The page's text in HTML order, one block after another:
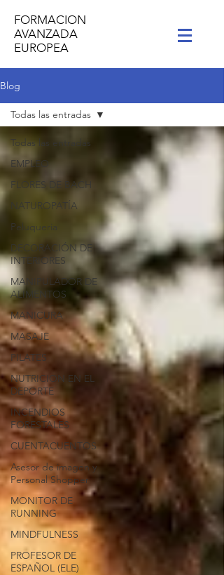
FORMACION
AVANZADA
EUROPEA
Blog
Todas las entradas
EMPLEO
FLORES DE BACH
NATUROPATÍA
Peluqueria
DECORACIÓN DE
INTERIORES
MANIPULADOR DE
ALIMENTOS
MANICURA
MASAJE
PILATES
NUTRICION EN EL
DEPORTE
INCENDIOS
FORESTALES
CUENTACUENTOS
Asesor de imagen y
Personal Shopper
MONITOR DE
RUNNING
MINDFULNESS
PROFESOR DE
ESPAÑOL (ELE)
Todas las entradas